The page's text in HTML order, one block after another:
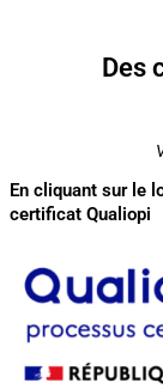
Des
En cliquant sur le
certificat Qualiopi